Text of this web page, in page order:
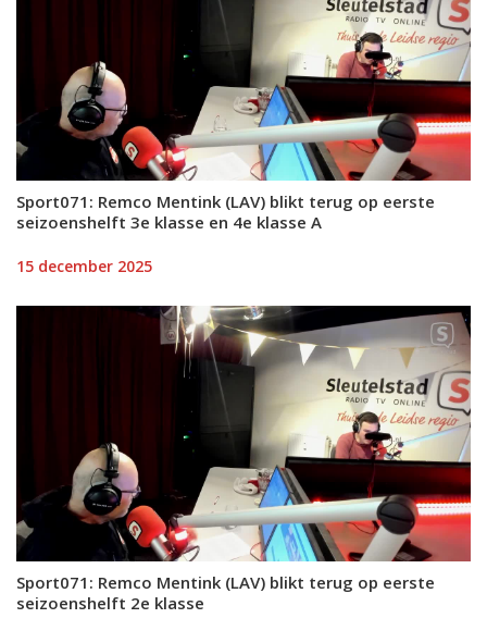
Sport071: Remco Mentink (LAV) blikt terug op eerste
seizoenshelft 3e klasse en 4e klasse A
15 december 2025
Sport071: Remco Mentink (LAV) blikt terug op eerste
seizoenshelft 2e klasse